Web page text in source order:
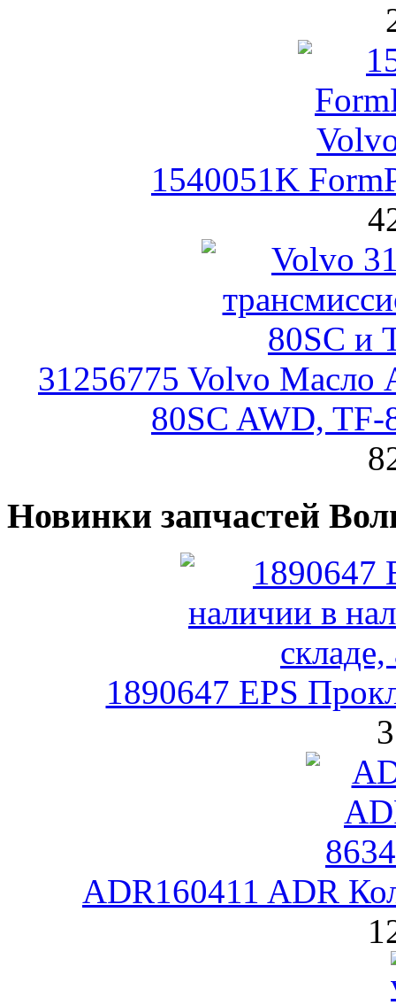
1540051K
31256775 Volvo
80SC AWD,
Новинки запчастей
1890647 EPS
ADR160411 ADR